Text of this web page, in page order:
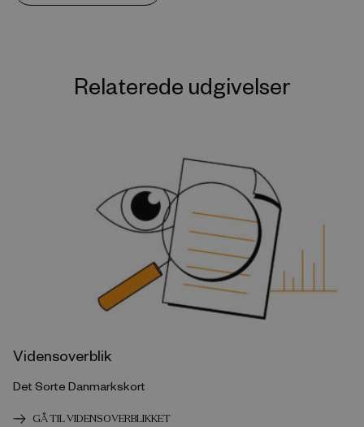
Relaterede udgivelser
Vidensoverblik
Det Sorte Danmarkskort
GÅ TIL VIDENSOVERBLIKKET